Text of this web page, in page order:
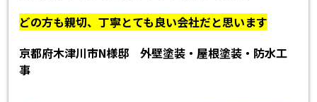
どの方も親切、丁寧とても良い会社だと思います
京都府木津川市N様邸 外壁塗装・屋根塗装・防水工
事